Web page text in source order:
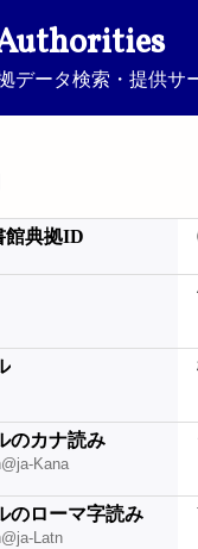
データ検索・提供サ
館典拠ID
のカナ読み
Kana
のローマ字読み
Latn